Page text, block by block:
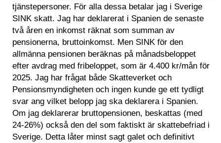
tjänstepersoner. För alla dessa betalar jag i Sverige
SINK skatt. Jag har deklarerat i Spanien de senaste
två åren en inkomst räknat som summan av
pensionerna, bruttoinkomst. Men SINK för den
allmänna pensionen beräknas på månadsbeloppet
efter avdrag med fribeloppet, som är 4.400 kr/mån för
2025. Jag har frågat både Skatteverket och
Pensionsmyndigheten och ingen kunde ge ett tydligt
svar ang vilket belopp jag ska deklarera i Spanien.
Om jag deklarerar bruttopensionen, beskattas (med
24-26%) också den del som faktiskt är skattebefriad i
Sverige. Detta låter minst sagt galet och definitivt